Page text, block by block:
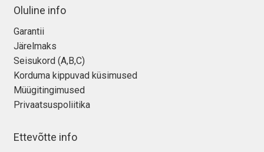
Oluline info
Garantii
Järelmaks
Seisukord (A,B,C)
Korduma kippuvad küsimused
Müügitingimused
Privaatsuspoliitika
Ettevõtte info